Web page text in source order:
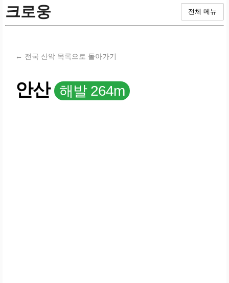
크로웅 전체 메뉴
← 전국 산악 목록으로 돌아가기
안산 해발 264m